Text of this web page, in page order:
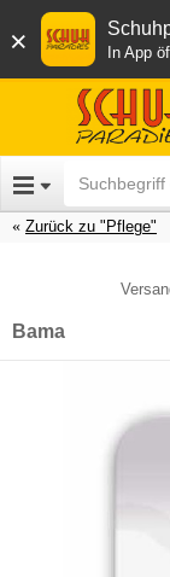
× In App
Zurück zu "Pflege"
Bama